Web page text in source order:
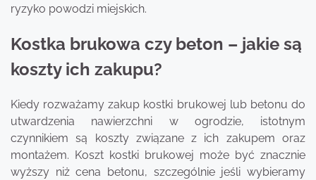
ryzyko powodzi miejskich.
Kostka brukowa czy beton – jakie są
koszty ich zakupu?
Kiedy rozważamy zakup kostki brukowej lub betonu do
utwardzenia nawierzchni w ogrodzie, istotnym
czynnikiem są koszty związane z ich zakupem oraz
montażem. Koszt kostki brukowej może być znacznie
wyższy niż cena betonu, szczególnie jeśli wybieramy